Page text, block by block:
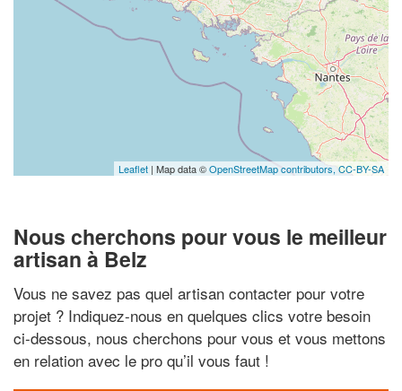
Leaflet | Map data ©OpenStreetMap contributors, CC-BY-SA
Nous cherchons pour vous le meilleur
artisan à Belz
Vous ne savez pas quel artisan contacter pour votre
projet ? Indiquez-nous en quelques clics votre besoin
ci-dessous, nous cherchons pour vous et vous mettons
en relation avec le pro qu’il vous faut !